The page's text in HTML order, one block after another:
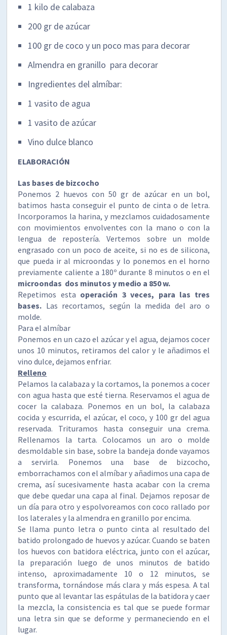
1 kilo de calabaza
200 gr de azúcar
100 gr de coco y un poco mas para decorar
Almendra en granillo para decorar
Ingredientes del almíbar:
1 vasito de agua
1 vasito de azúcar
Vino dulce blanco
ELABORACIÓN
Las bases de bizcocho
Ponemos 2 huevos con 50 gr de azúcar en un bol,
batimos hasta conseguir el punto de cinta o de letra.
Incorporamos la harina, y mezclamos cuidadosamente
con movimientos envolventes con la mano o con la
lengua de repostería. Vertemos sobre un molde
engrasado con un poco de aceite, si no es de silicona,
que pueda ir al microondas y lo ponemos en el horno
previamente caliente a 180º durante 8 minutos o en el
microondas dos minutos y medio a 850 w.
Repetimos esta operación 3 veces, para las tres
bases. Las recortamos, según la medida del aro o
molde.
Para el almíbar
Ponemos en un cazo el azúcar y el agua, dejamos cocer
unos 10 minutos, retiramos del calor y le añadimos el
vino dulce, dejamos enfriar.
Relleno
Pelamos la calabaza y la cortamos, la ponemos a cocer
con agua hasta que esté tierna. Reservamos el agua de
cocer la calabaza. Ponemos en un bol, la calabaza
cocida y escurrida, el azúcar, el coco, y 100 gr del agua
reservada. Trituramos hasta conseguir una crema.
Rellenamos la tarta. Colocamos un aro o molde
desmoldable sin base, sobre la bandeja donde vayamos
a servirla. Ponemos una base de bizcocho,
emborrachamos con el almíbar y añadimos una capa de
crema, así sucesivamente hasta acabar con la crema
que debe quedar una capa al final. Dejamos reposar de
un día para otro y espolvoreamos con coco rallado por
los laterales y la almendra en granillo por encima.
Se llama punto letra o punto cinta al resultado del
batido prolongado de huevos y azúcar. Cuando se baten
los huevos con batidora eléctrica, junto con el azúcar,
la preparación luego de unos minutos de batido
intenso, aproximadamente 10 o 12 minutos, se
transforma, tornándose más clara y más espesa. A tal
punto que al levantar las espátulas de la batidora y caer
la mezcla, la consistencia es tal que se puede formar
una letra sin que se deforme y permaneciendo en el
lugar.